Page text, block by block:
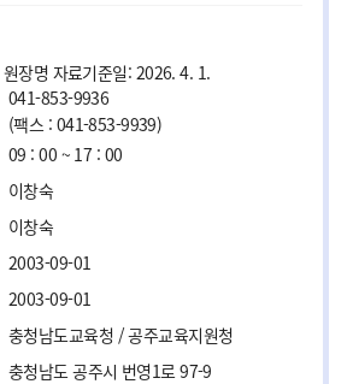
장명 자료기준일: 2026. 4. 1.
041-853-9936
(팩스 : 041-853-9939)
09 : 00 ~ 17 : 00
이창숙
이창숙
2003-09-01
2003-09-01
충청남도교육청 / 공주교육지원청
충청남도 공주시 번영1로 97-9